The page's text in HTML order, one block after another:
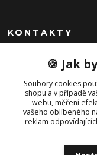
KONTAKTY
+420 792 757 523
🍪 Jak
Soubory cookies
shopu a v případě
webu, měření
vašeho oblíbeného
reklam